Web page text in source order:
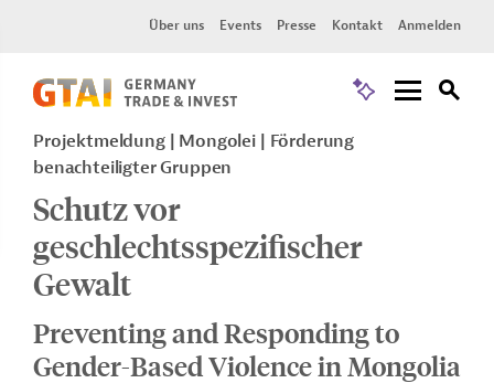
Über uns Events Presse Kontakt Anmelden
Projektmeldung Mongolei
Förderung
benachteiligter Gruppen
Schutz vor
geschlechtsspezifischer
Gewalt
Preventing and Responding to
Gender-Based Violence in Mongolia